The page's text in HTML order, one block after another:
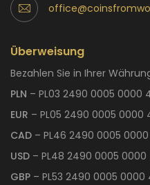
Überweisung
Bezahlen Sie in Ihrer
PLN – PL03 2490 0005 0000
EUR – PL05 2490 0005
CAD – PL46 2490 0005
USD – PL48 2490 0005 0000
GBP – PL53 2490 0005 0000